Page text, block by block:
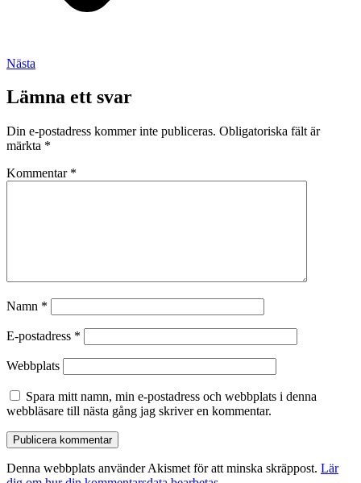
Nästa
Lämna ett svar
Din e-postadress kommer inte publiceras. Obligatoriska fält är
märkta *
Kommentar *
Namn *
E-postadress *
Webbplats
Spara mitt namn, min e-postadress och webbplats i denna
webbläsare till nästa gång jag skriver en kommentar.
Denna webbplats använder Akismet för att minska skräppost. Lär